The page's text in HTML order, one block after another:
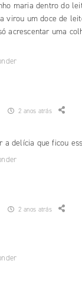
maria dentro do
virou um doce de
acrescentar uma
2 anos atrás
a delícia que ficou
2 anos atrás